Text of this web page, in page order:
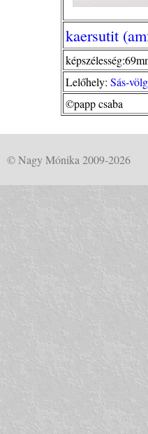
kaersutit
Lelőhely: Sás-
©papp csaba
© Nagy Mónika 2009-2026